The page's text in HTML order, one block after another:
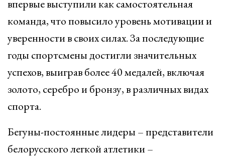
впервые выступили как самостоятельная
команда, что повысило уровень мотивации и
уверенности в своих силах. За последующие
годы спортсмены достигли значительных
успехов, выиграв более 40 медалей, включая
золото, серебро и бронзу, в различных видах
спорта.
Бегуны-постоянные лидеры – представители
белорусского легкой атлетики –